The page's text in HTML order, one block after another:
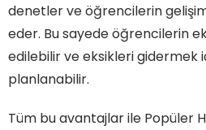
denetler ve öğrencilerin
eder. Bu sayede öğrencilerin
edilebilir ve eksikleri gidermek
planlanabilir.
Tüm bu avantajlar ile Popüler